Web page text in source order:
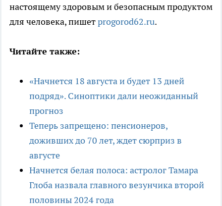
настоящему здоровым и безопасным продуктом
для человека, пишетprogorod62.ru.
Читайте также:
«Начнется 18 августа и будет 13 дней
подряд». Синоптики дали неожиданный
прогноз
Теперь запрещено: пенсионеров,
доживших до 70 лет, ждет сюрприз в
августе
Начнется белая полоса: астролог Тамара
Глоба назвала главного везунчика второй
половины 2024 года